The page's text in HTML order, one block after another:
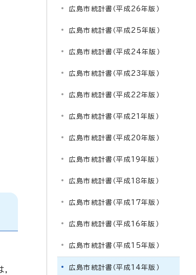
,
広島市統計書（平成26年版）
広島市統計書（平成25年版）
広島市統計書（平成24年版）
広島市統計書（平成23年版）
広島市統計書（平成22年版）
広島市統計書（平成21年版）
広島市統計書（平成20年版）
広島市統計書（平成19年版）
広島市統計書（平成18年版）
広島市統計書（平成17年版）
広島市統計書（平成16年版）
広島市統計書（平成15年版）
広島市統計書（平成14年版）